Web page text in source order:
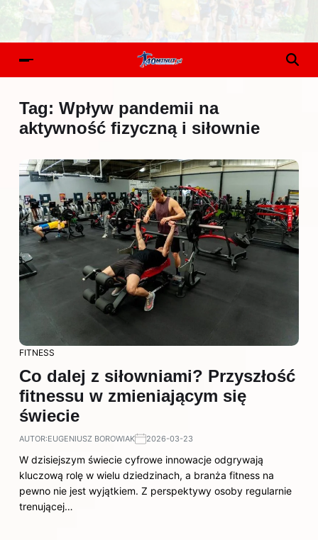
Tag: Wpływ pandemii na
aktywność fizyczną i siłownie
FITNESS
Co dalej z siłowniami? Przyszłość
fitnessu w zmieniającym się
świecie
AUTOR:EUGENIUSZ BOROWIAK 2026-03-23
W dzisiejszym świecie cyfrowe innowacje odgrywają
kluczową rolę w wielu dziedzinach, a branża fitness na
pewno nie jest wyjątkiem. Z perspektywy osoby regularnie
trenującej…